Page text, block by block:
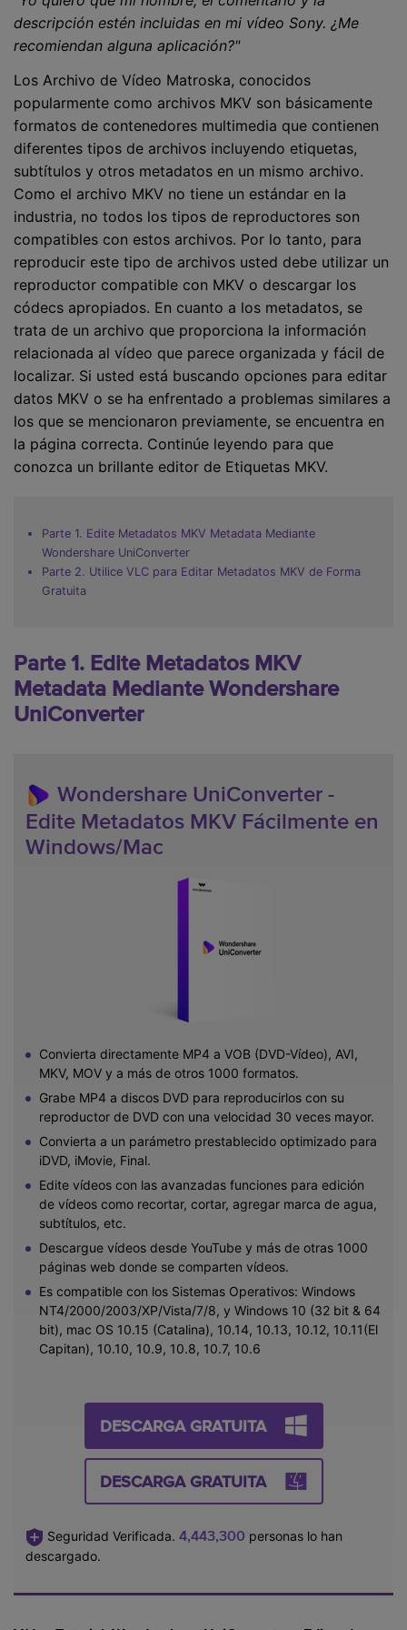
descripción estén incluidas en mi vídeo Sony. ¿Me
recomiendan alguna aplicación?"
Los Archivo de Vídeo Matroska, conocidos
popularmente como archivos MKV son básicamente
formatos de contenedores multimedia que contienen
diferentes tipos de archivos incluyendo etiquetas,
subtítulos y otros metadatos en un mismo archivo.
Como el archivo MKV no tiene un estándar en la
industria, no todos los tipos de reproductores son
compatibles con estos archivos. Por lo tanto, para
reproducir este tipo de archivos usted debe utilizar un
reproductor compatible con MKV o descargar los
códecs apropiados. En cuanto a los metadatos, se
trata de un archivo que proporciona la información
relacionada al vídeo que parece organizada y fácil de
localizar. Si usted está buscando opciones para editar
datos MKV o se ha enfrentado a problemas similares a
los que se mencionaron previamente, se encuentra en
la página correcta. Continúe leyendo para que
conozca un brillante editor de Etiquetas MKV.
Parte 1. Edite Metadatos MKV Metadata Mediante
Wondershare UniConverter
Parte 2. Utilice VLC para Editar Metadatos MKV de Forma
Gratuita
Parte 1. Edite Metadatos MKV
Metadata Mediante Wondershare
UniConverter
Wondershare UniConverter -
Edite Metadatos MKV Fácilmente en
Windows/Mac
Convierta directamente MP4 a VOB (DVD-Vídeo), AVI,
MKV, MOV y a más de otros 1000 formatos.
Grabe MP4 a discos DVD para reproducirlos con su
reproductor de DVD con una velocidad 30 veces mayor.
Convierta a un parámetro prestablecido optimizado para
iDVD, iMovie, Final.
Edite vídeos con las avanzadas funciones para edición
de vídeos como recortar, cortar, agregar marca de agua,
subtítulos, etc.
Descargue vídeos desde YouTube y más de otras 1000
páginas web donde se comparten vídeos.
Es compatible con los Sistemas Operativos: Windows
NT4/2000/2003/XP/Vista/7/8, y Windows 10 (32 bit & 64
bit), mac OS 10.15 (Catalina), 10.14, 10.13, 10.12, 10.11(El
Capitan), 10.10, 10.9, 10.8, 10.7, 10.6
DESCARGA GRATUITA
DESCARGA GRATUITA
Seguridad Verificada. 4,443,300 personas lo han
descargado.